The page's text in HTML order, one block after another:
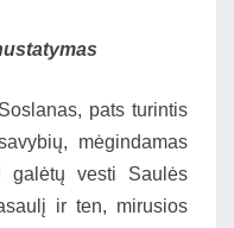
pats turintis
mėgindamas
galėtų vesti Saulės
ir ten, mirusios